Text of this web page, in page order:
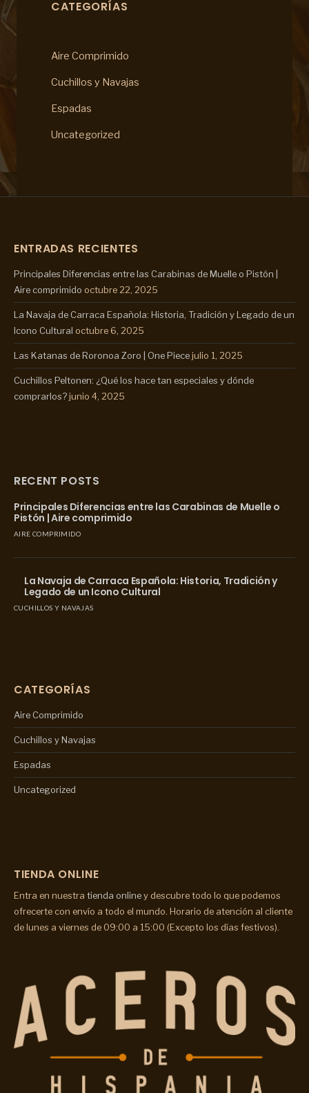
CATEGORÍAS
Aire Comprimido
Cuchillos y Navajas
Espadas
Uncategorized
ENTRADAS RECIENTES
Principales Diferencias entre las Carabinas de Muelle o Pistón |
Aire comprimido octubre 22, 2025
La Navaja de Carraca Española: Historia, Tradición y Legado de un
Icono Cultural octubre 6, 2025
Las Katanas de Roronoa Zoro | One Piecejulio 1, 2025
Cuchillos Peltonen: ¿Qué los hace tan especiales y dónde
comprarlos?junio 4, 2025
RECENT POSTS
Principales Diferencias entre las Carabinas de Muelle o
Pistón | Aire comprimido
AIRE COMPRIMIDO
La Navaja de Carraca Española: Historia, Tradición y
Legado de un Icono Cultural
CUCHILLOS Y NAVAJAS
CATEGORÍAS
Aire Comprimido
Cuchillos y Navajas
Espadas
Uncategorized
TIENDA ONLINE
Entra en nuestra tienda onliney descubre todo lo que podemos
ofrecerte con envío a todo el mundo. Horario de atención al cliente
de lunes a viernes de 09:00 a 15:00 (Excepto los días festivos).